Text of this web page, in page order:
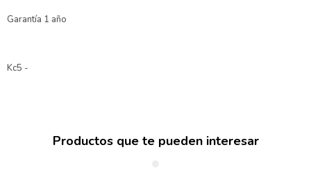
Garantía 1 año
Kc5 -
Productos que te pueden interesar